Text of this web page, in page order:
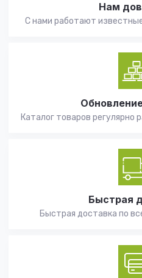
Нам
С нами работают
Каталог товаров регулярно
Быстрая
Быстрая доставка по